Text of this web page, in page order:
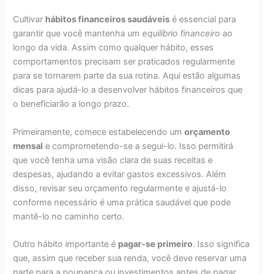
Cultivar hábitos financeiros saudáveis é essencial para
garantir que você mantenha umequilíbrio financeiro ao
longo da vida. Assim como qualquer hábito, esses
comportamentos precisam ser praticados regularmente
para se tornarem parte da sua rotina. Aqui estão algumas
dicas para ajudá-lo a desenvolver hábitos financeiros que
o beneficiarão a longo prazo.
Primeiramente, comece estabelecendo umorçamento
mensal e comprometendo-se a segui-lo. Isso permitirá
que você tenha uma visão clara de suas receitas e
despesas, ajudando a evitar gastos excessivos. Além
disso, revisar seu orçamento regularmente e ajustá-lo
conforme necessário é uma prática saudável que pode
mantê-lo no caminho certo.
Outro hábito importante é pagar-se primeiro. Isso significa
que, assim que receber sua renda, você deve reservar uma